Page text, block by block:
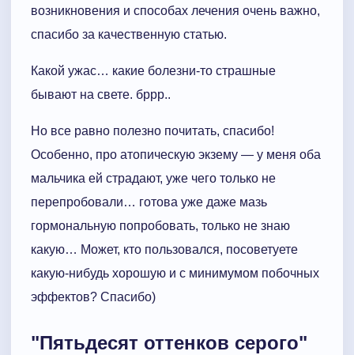
возникновения и способах лечения очень важно,
спасибо за качественную статью.
Какой ужас… какие болезни-то страшные
бывают на свете. бррр..
Но все равно полезно почитать, спасибо!
Особенно, про атопическую экзему — у меня оба
мальчика ей страдают, уже чего только не
перепробовали… готова уже даже мазь
гормональную попробовать, только не знаю
какую… Может, кто пользовался, посоветуете
какую-нибудь хорошую и с минимумом побочных
эффектов? Спасибо)
"Пятьдесят оттенков серого"